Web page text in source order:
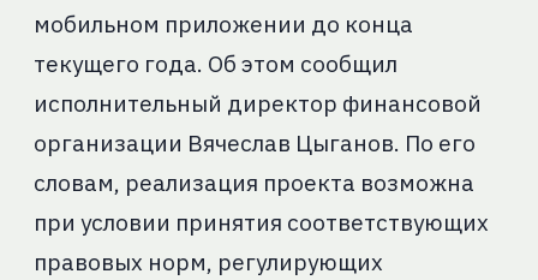
мобильном приложении до конца
текущего года. Об этом сообщил
исполнительный директор финансовой
организации Вячеслав Цыганов. По его
словам, реализация проекта возможна
при условии принятия соответствующих
правовых норм, регулирующих